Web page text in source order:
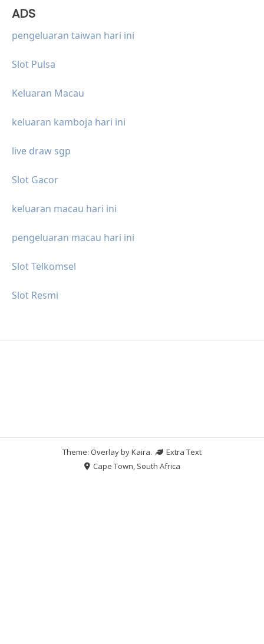
ADS
pengeluaran taiwan hari ini
Slot Pulsa
Keluaran Macau
keluaran kamboja hari ini
live draw sgp
Slot Gacor
keluaran macau hari ini
pengeluaran macau hari ini
Slot Telkomsel
Slot Resmi
Theme: Overlay byKaira.
Extra Text
Cape Town, South Africa